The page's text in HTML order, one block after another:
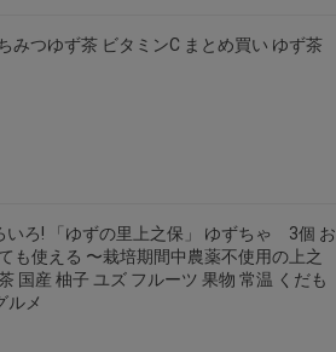
みつゆず茶 ビタミンC まとめ買い ゆず茶
いろ! 「ゆずの里上之保」 ゆずちゃ 3個 お
も使える 〜栽培期間中農薬不使用の上之
国産 柚子 ユズ フルーツ 果物 常温 くだも
ルメ